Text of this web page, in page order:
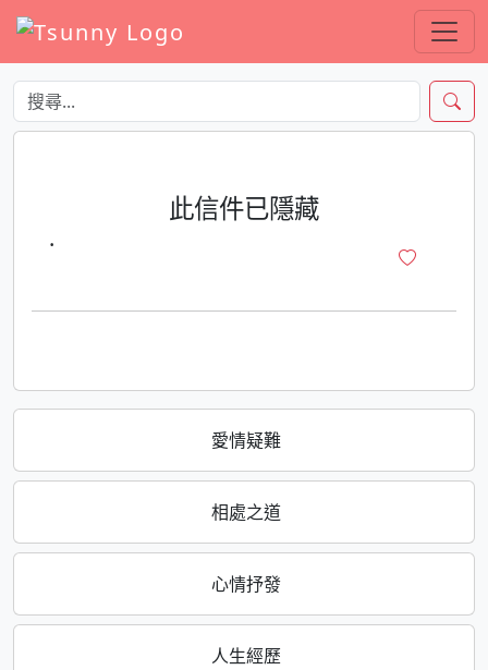
愛情疑難
相處之道
心情抒發
人生經歷
此信件已隱藏
·